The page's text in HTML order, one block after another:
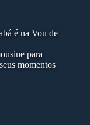
é na Vou de
para
momentos